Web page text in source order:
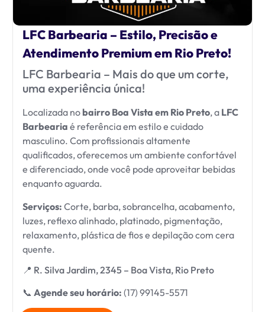
LFC Barbearia – Estilo, Precisão e
Atendimento Premium em Rio Preto!
LFC Barbearia – Mais do que um corte,
uma experiência única!
Localizada no bairro Boa Vista em Rio Preto, a LFC
Barbearia é referência em estilo e cuidado
masculino. Com profissionais altamente
qualificados, oferecemos um ambiente confortável
e diferenciado, onde você pode aproveitar bebidas
enquanto aguarda.
Serviços: Corte, barba, sobrancelha, acabamento,
luzes, reflexo alinhado, platinado, pigmentação,
relaxamento, plástica de fios e depilação com cera
quente.
📍 R. Silva Jardim, 2345 – Boa Vista, Rio Preto
📞 Agende seu horário: (17) 99145-5571